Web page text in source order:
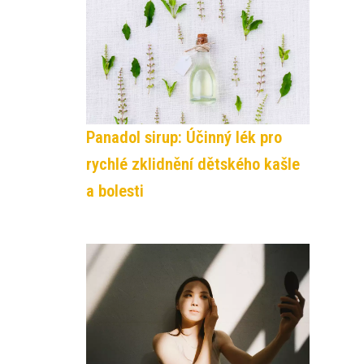
Panadol sirup: Účinný lék pro
rychlé zklidnění dětského kašle
a bolesti